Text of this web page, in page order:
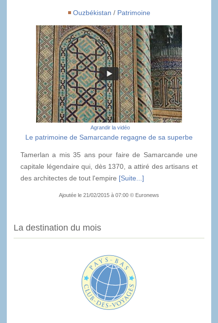
Ouzbékistan / Patrimoine
Agrandir la vidéo
Le patrimoine de Samarcande regagne de sa superbe
Tamerlan a mis 35 ans pour faire de Samarcande une
capitale légendaire qui, dès 1370, a attiré des artisans et
des architectes de tout l'empire [Suite...]
Ajoutée le 21/02/2015 à 07:00 © Euronews
La destination du mois